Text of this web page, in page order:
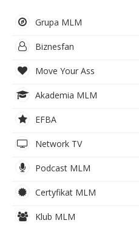
Grupa MLM
Biznesfan
Move Your Ass
Akademia MLM
EFBA
Network TV
Podcast MLM
Certyfikat MLM
Klub MLM